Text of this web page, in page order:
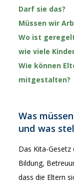
Darf sie das?
Müssen wir
Wo ist
wie viele
Wie können
mitgestalten?
Was
und was
Das Kita-Gesetz
Bildung,
dass die Eltern